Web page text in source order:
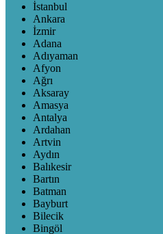
İstanbul
Ankara
İzmir
Adana
Adıyaman
Afyon
Ağrı
Aksaray
Amasya
Antalya
Ardahan
Artvin
Aydın
Balıkesir
Bartın
Batman
Bayburt
Bilecik
Bingöl